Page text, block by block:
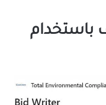
باستخدام